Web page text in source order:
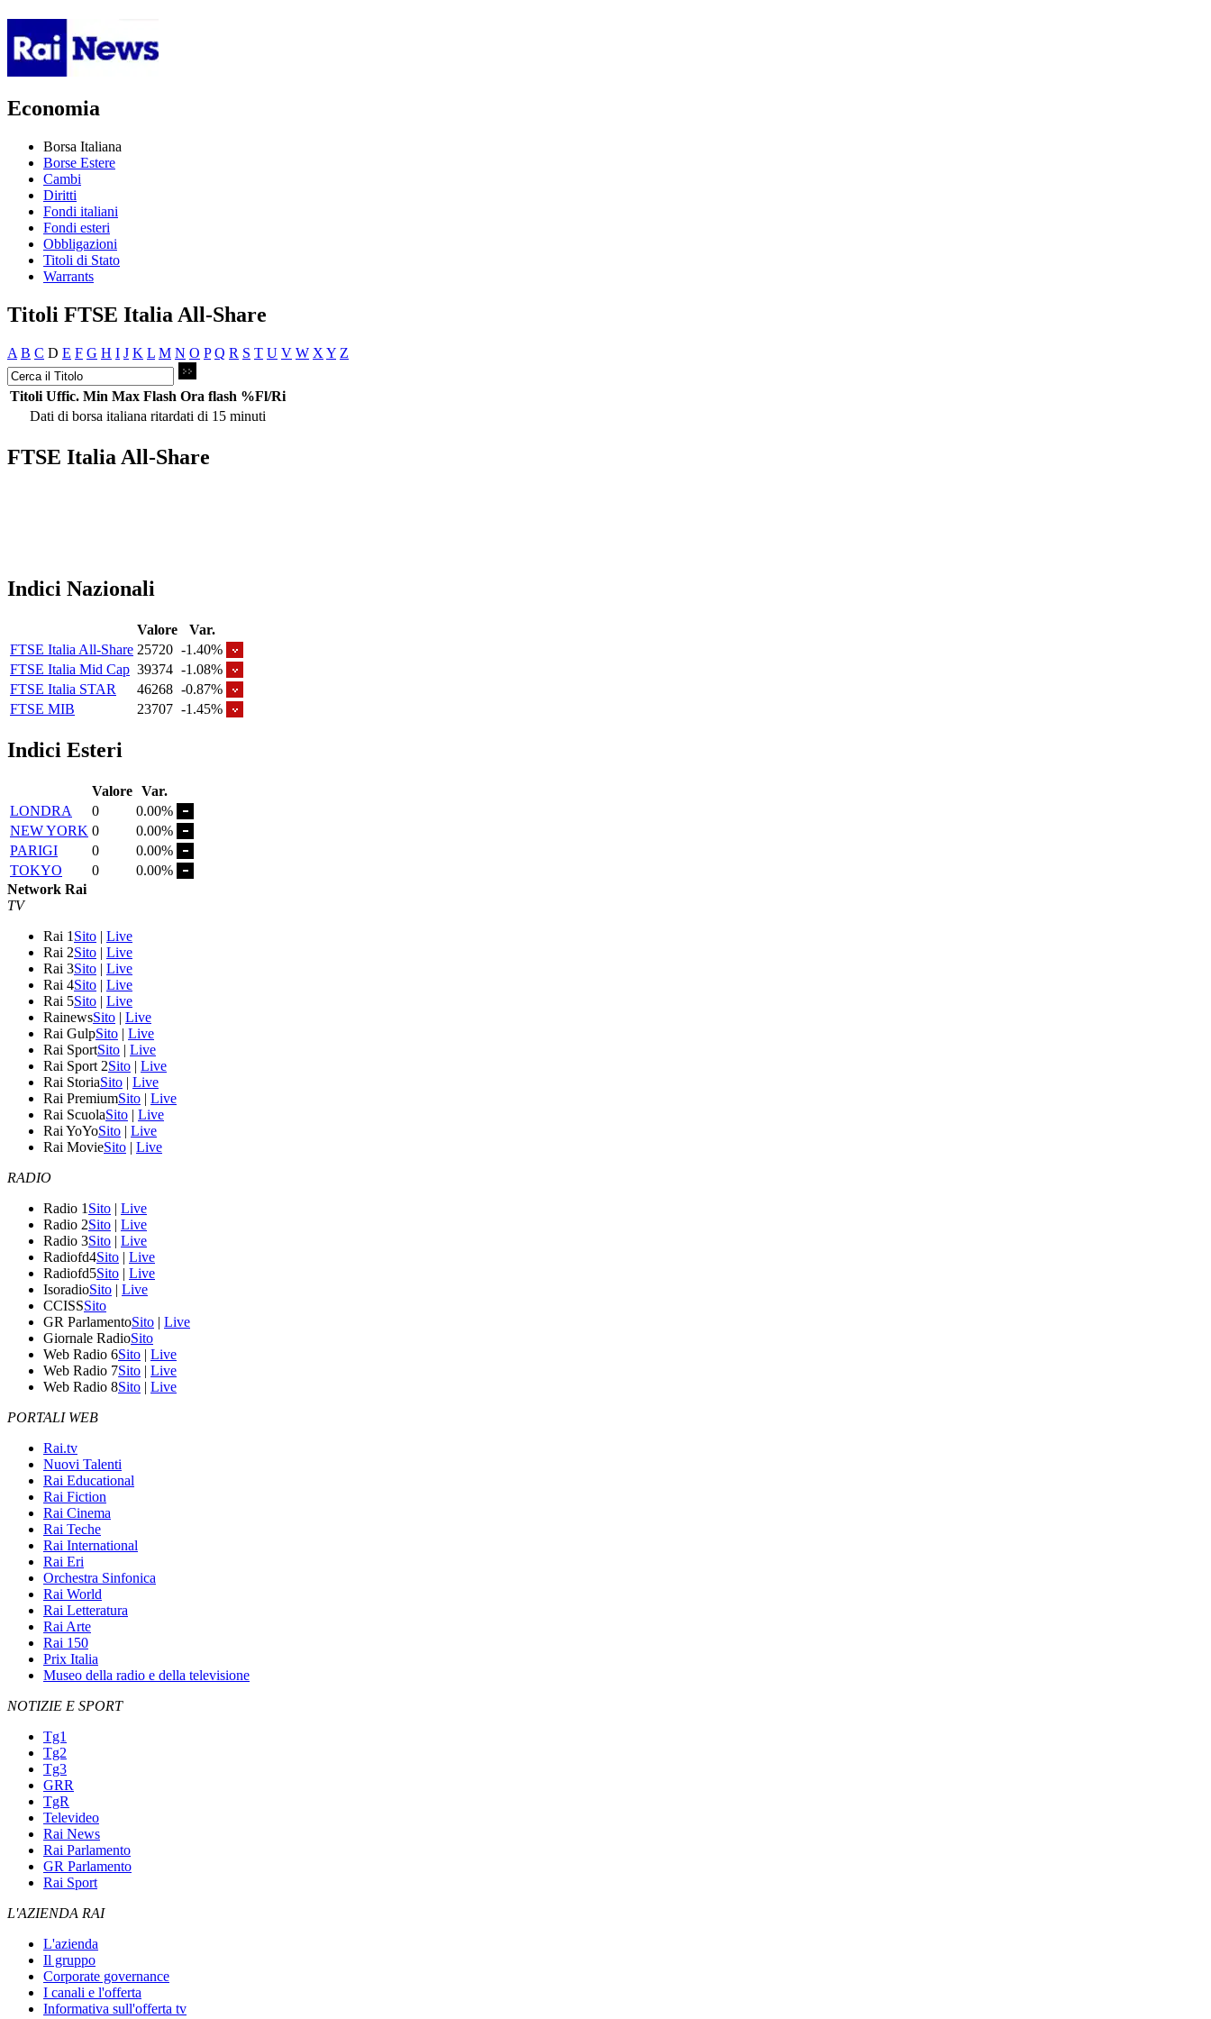
Economia
Borsa Italiana
Borse Estere
Cambi
Diritti
Fondi italiani
Fondi esteri
Obbligazioni
Titoli di Stato
Warrants
Titoli FTSE Italia All-Share
A B C D E F G H I J K L M N O P Q R S T U V W X Y Z
Titoli Uffic. Min Max Flash Ora flash %Fl/Ri
Dati di borsa italiana ritardati di 15 minuti
FTSE Italia All-Share
Indici Nazionali
Valore
Var.
FTSE Italia All-Share 25720 -1.40%
FTSE Italia Mid Cap 39374 -1.08%
FTSE Italia STAR
46268 -0.87%
FTSE MIB
23707 -1.45%
Indici Esteri
Valore Var.
LONDRA
0
0.00%
NEW YORK 0
0.00%
PARIGI
0
0.00%
TOKYO
0
0.00%
Network Rai
TV
Rai 1 Sito | Live
Rai 2Sito | Live
Rai 3Sito | Live
Rai 4Sito | Live
Rai 5Sito | Live
RainewsSito | Live
Rai GulpSito | Live
Rai SportSito | Live
Rai Sport 2Sito | Live
Rai StoriaSito | Live
Rai PremiumSito | Live
Rai ScuolaSito | Live
Rai YoYoSito | Live
Rai MovieSito | Live
RADIO
Radio 1 Sito | Live
Radio 2Sito | Live
Radio 3Sito | Live
Radiofd4Sito | Live
Radiofd5Sito | Live
IsoradioSito | Live
CCISSSito
GR ParlamentoSito | Live
Giornale RadioSito
Web Radio 6Sito | Live
Web Radio 7Sito | Live
Web Radio 8Sito | Live
PORTALI WEB
Rai.tv
Nuovi Talenti
Rai Educational
Rai Fiction
Rai Cinema
Rai Teche
Rai International
Rai Eri
Orchestra Sinfonica
Rai World
Rai Letteratura
Rai Arte
Rai 150
Prix Italia
Museo della radio e della televisione
NOTIZIE E SPORT
Tg1
Tg2
Tg3
GRR
TgR
Televideo
Rai News
Rai Parlamento
GR Parlamento
Rai Sport
L'AZIENDA RAI
L'azienda
Il gruppo
Corporate governance
I canali e l'offerta
Informativa sull'offerta tv